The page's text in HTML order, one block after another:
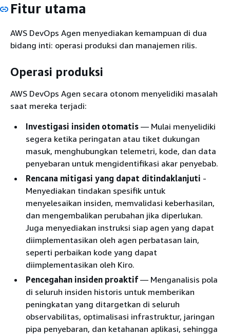
Fitur utama
AWS DevOps Agen menyediakan kemampuan di dua
bidang inti: operasi produksi dan manajemen rilis.
Operasi produksi
AWS DevOps Agen secara otonom menyelidiki masalah
saat mereka terjadi:
Investigasi insiden otomatis — Mulai menyelidiki
segera ketika peringatan atau tiket dukungan
masuk, menghubungkan telemetri, kode, dan data
penyebaran untuk mengidentifikasi akar penyebab.
Rencana mitigasi yang dapat ditindaklanjuti -
Menyediakan tindakan spesifik untuk
menyelesaikan insiden, memvalidasi keberhasilan,
dan mengembalikan perubahan jika diperlukan.
Juga menyediakan instruksi siap agen yang dapat
diimplementasikan oleh agen perbatasan lain,
seperti perbaikan kode yang dapat
diimplementasikan oleh Kiro.
Pencegahan insiden proaktif — Menganalisis pola
di seluruh insiden historis untuk memberikan
peningkatan yang ditargetkan di seluruh
observabilitas, optimalisasi infrastruktur, jaringan
pipa penyebaran, dan ketahanan aplikasi, sehingga